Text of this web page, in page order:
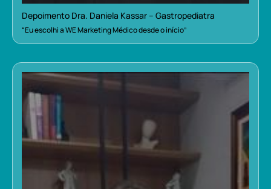
Depoimento Dra. Daniela Kassar – Gastropediatra
“Eu escolhi a WE Marketing Médico desde o início”